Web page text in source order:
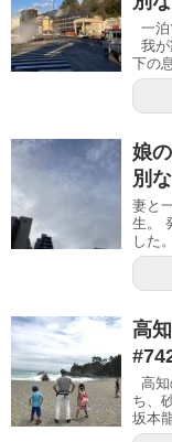
一泊
我
下の
娘
別
妻と
生。
した
高
高
ち、
坂本